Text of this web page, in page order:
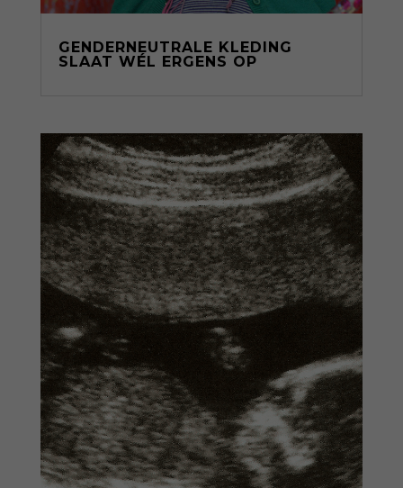
GENDERNEUTRALE KLEDING
SLAAT WÉL ERGENS OP